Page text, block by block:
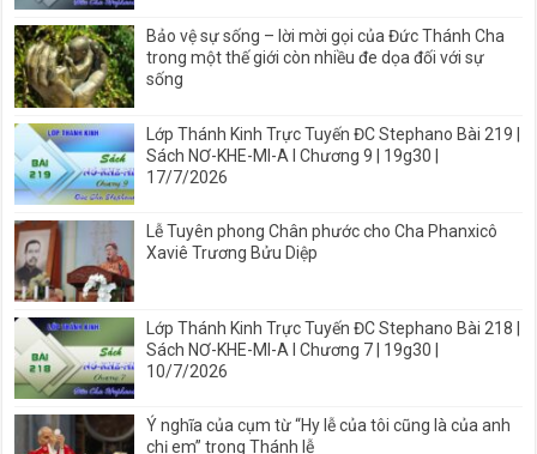
Bảo vệ sự sống – lời mời gọi của Đức Thánh Cha
trong một thế giới còn nhiều đe dọa đối với sự
sống
Lớp Thánh Kinh Trực Tuyến ĐC Stephano Bài 219 |
Sách NƠ-KHE-MI-A I Chương 9 | 19g30 |
17/7/2026
Lễ Tuyên phong Chân phước cho Cha Phanxicô
Xaviê Trương Bửu Diệp
Lớp Thánh Kinh Trực Tuyến ĐC Stephano Bài 218 |
Sách NƠ-KHE-MI-A I Chương 7 | 19g30 |
10/7/2026
Ý nghĩa của cụm từ “Hy lễ của tôi cũng là của anh
chị em” trong Thánh lễ